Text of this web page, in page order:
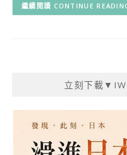
CONTINUE
立刻下載